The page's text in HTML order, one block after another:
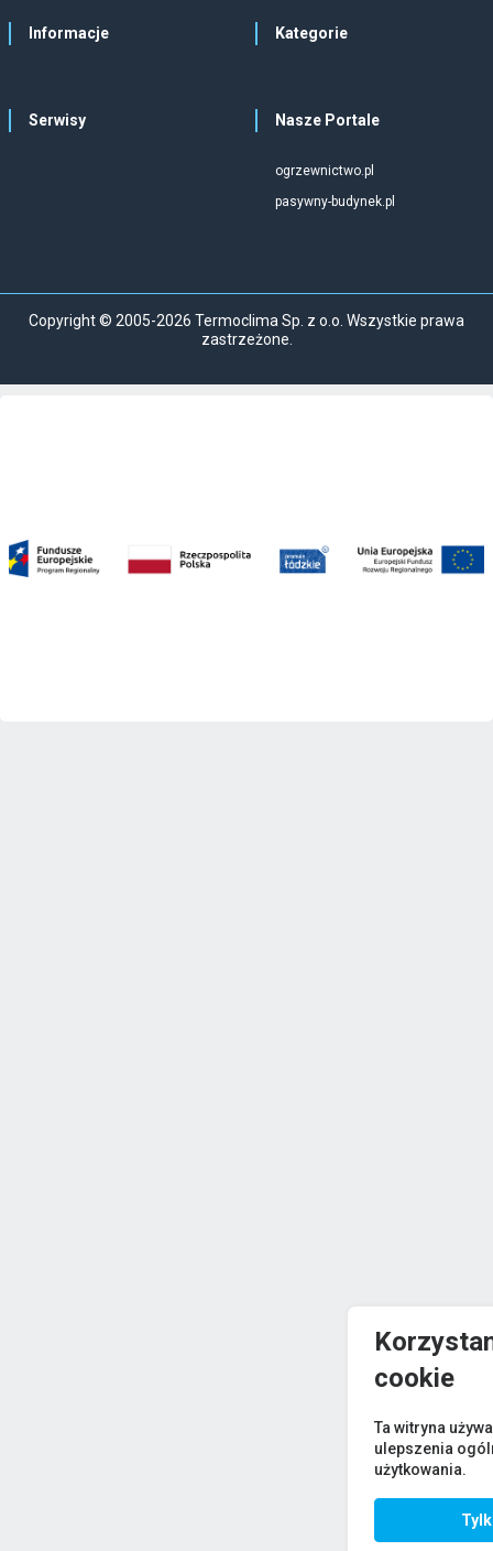
Informacje Kategorie
Serwisy Nasze Portale
ogrzewnictwo.pl
pasywny-budynek.pl
Copyright © 2005-2026 Termoclima Sp. z o.o. Wszystkie prawa
zastrzeżone.
cookie
Ta witryna
ulepszenia
użytkowania.